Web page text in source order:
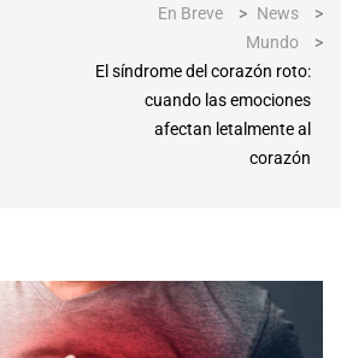
En Breve > News
>
Mundo
>
El síndrome del corazón roto:
cuando las emociones
afectan letalmente al
corazón